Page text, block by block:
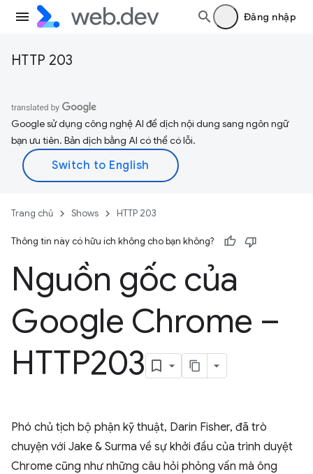
Đăng nhập
HTTP 203
Google sử dụng công nghệ AI để dịch nội dung sang ngôn ngữ
bạn ưu tiên. Bản dịch bằng AI có thể có lỗi.
Trang chủ Shows HTTP 203
Thông tin này có hữu ích không cho bạn không?
Nguồn gốc của
Google Chrome –
HTTP203
Phó chủ tịch bộ phận kỹ thuật, Darin Fisher, đã trò
chuyện với Jake & Surma về sự khởi đầu của trình duyệt
Chrome cũng như những câu hỏi phỏng vấn mà ông